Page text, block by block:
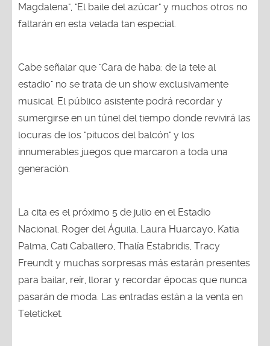
Magdalena", "El baile del azúcar" y muchos otros no
faltarán en esta velada tan especial.
Cabe señalar que "Cara de haba: de la tele al
estadio" no se trata de un show exclusivamente
musical. El público asistente podrá recordar y
sumergirse en un túnel del tiempo donde revivirá las
locuras de los "pitucos del balcón" y los
innumerables juegos que marcaron a toda una
generación.
La cita es el próximo 5 de julio en el Estadio
Nacional. Roger del Águila, Laura Huarcayo, Katia
Palma, Cati Caballero, Thalía Estabridis, Tracy
Freundt y muchas sorpresas más estarán presentes
para bailar, reír, llorar y recordar épocas que nunca
pasarán de moda. Las entradas están a la venta en
Teleticket.